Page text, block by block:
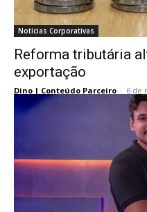
Notícias Corporativas
Reforma tributária
exportação
Dino | Conteúdo Parceiro - 6 de